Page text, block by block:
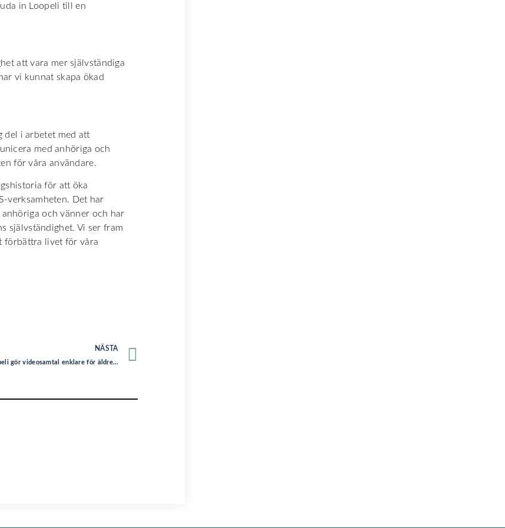
in Loopeli till en
att vara mer självständiga
vi kunnat skapa ökad
del i arbetet med att
med anhöriga och
för våra användare.
för att öka
verksamheten. Det har
och vänner och har
självständighet. Vi ser fram
förbättra livet för våra
NÄSTA
Lenovo och Loopeli gör videosamtal enklare för äldre och personer med funktionsvariation